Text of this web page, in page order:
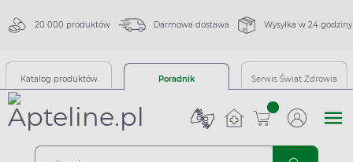
20 000 produktów Darmowa dostawa Wysyłka w 24 godziny
Katalog produktów Poradnik Serwis Świat Zdrowia
sztuk